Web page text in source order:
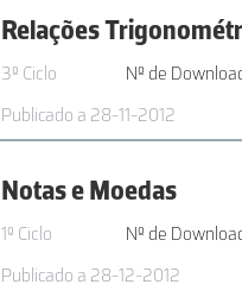
Relações
3º Ciclo
Nº de
Publicado a 28-11-2012
Notas e Moedas
1º Ciclo
Nº de
Publicado a 28-12-2012